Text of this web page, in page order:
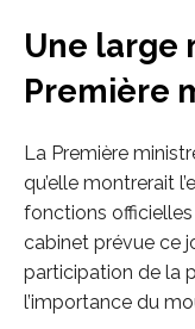
Une large
Première
La Première
qu’elle montrerait
fonctions officielles
cabinet prévue ce
participation de la
l’importance du